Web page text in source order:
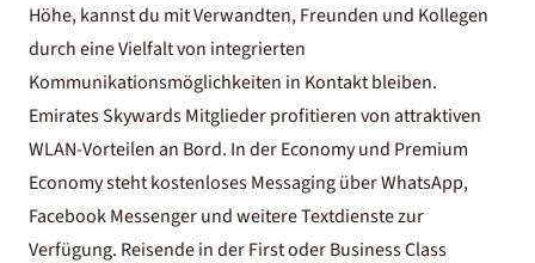
Höhe, kannst du mit Verwandten, Freunden und Kollegen
durch eine Vielfalt von integrierten
Kommunikationsmöglichkeiten in Kontakt bleiben.
Emirates Skywards Mitglieder profitieren von attraktiven
WLAN-Vorteilen an Bord. In der Economy und Premium
Economy steht kostenloses Messaging über WhatsApp,
Facebook Messenger und weitere Textdienste zur
Verfügung. Reisende in der First oder Business Class